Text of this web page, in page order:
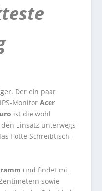
Der ein paar
MonitorAcer
ist die wohl
Einsatz unterwegs
flotte Schreibtisch-
und findet mit
sowie